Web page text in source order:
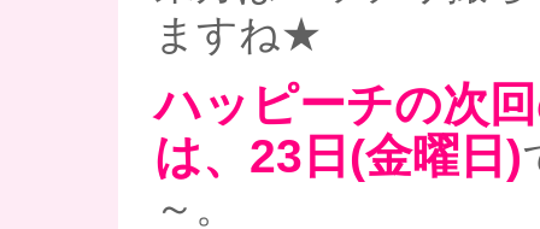
ますね★
ハッピーチの次
は、23日(金曜日)
～。